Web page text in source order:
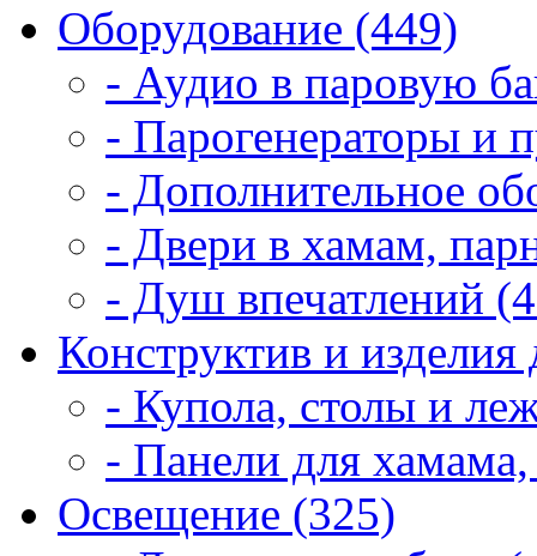
Оборудование (449)
- Аудио в паровую
- Парогенераторы и
- Дополнительное
- Двери в хамам,
- Душ впечатлений
Конструктив и
- Купола, столы и
- Панели для
Освещение (325)